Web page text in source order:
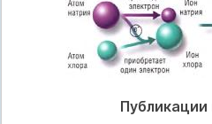
Публикации